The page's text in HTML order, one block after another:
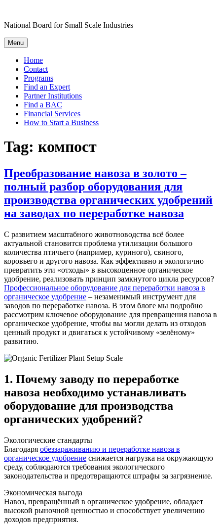
content
National Board for Small Scale Industries
Menu
Home
Contact
Programs
Find an Expert
Partner Institutions
Find a BAC
Financial Services
How to Start a Business
Tag: компост
Преобразование навоза в золото –
полный разбор оборудования для
производства органических удобрений
на заводах по переработке навоза
С развитием масштабного животноводства всё более
актуальной становится проблема утилизации большого
количества птичьего (например, куриного), свиного,
коровьего и другого навоза. Как эффективно и экологично
превратить эти «отходы» в высокоценное органическое
удобрение, реализовать принцип замкнутого цикла ресурсов?
Профессиональное оборудование для переработки навоза в
органическое удобрение – незаменимый инструмент для
заводов по переработке навоза. В этом блоге мы подробно
рассмотрим ключевое оборудование для превращения навоза в
органическое удобрение, чтобы вы могли делать из отходов
ценный продукт и двигаться к устойчивому «зелёному»
развитию.
1. Почему заводу по переработке
навоза необходимо устанавливать
оборудование для производства
органических удобрений?
Экологические стандарты
Благодаря обеззараживанию и переработке навоза в
органическое удобрение снижается нагрузка на окружающую
среду, соблюдаются требования экологического
законодательства и предотвращаются штрафы за загрязнение.
Экономическая выгода
Навоз, превращённый в органическое удобрение, обладает
высокой рыночной ценностью и способствует увеличению
доходов предприятия.